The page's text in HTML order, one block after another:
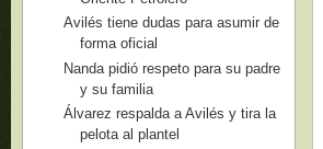
Avilés tiene dudas para asumir de
forma oficial
Nanda pidió respeto para su padre
y su familia
Álvarez respalda a Avilés y tira la
pelota al plantel